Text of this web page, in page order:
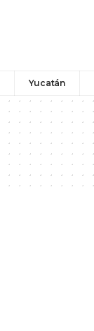
Yucatán